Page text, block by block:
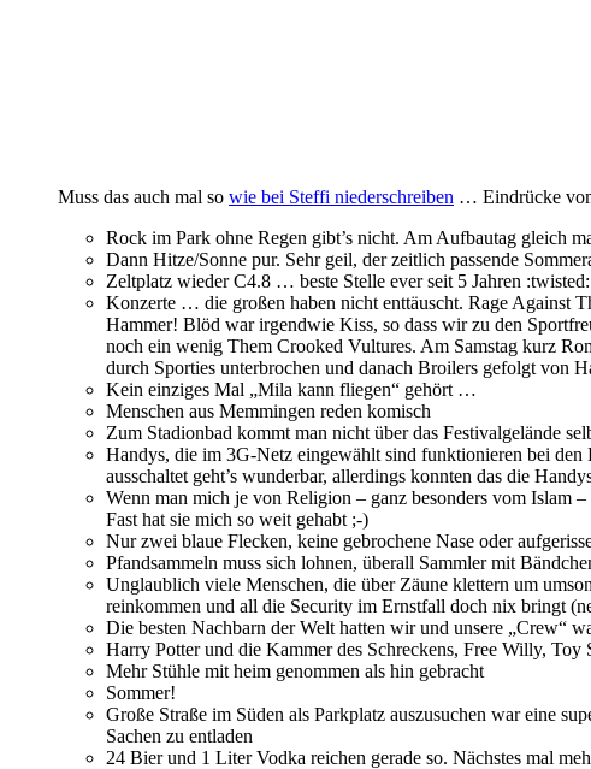
Muss das auch mal so wie bei Steffi niederschreiben … Eindrücke
Rock im Park ohne Regen gibt’s nicht. Am Aufbautag gleich
Dann Hitze/Sonne pur. Sehr geil, der zeitlich passende
Zeltplatz wieder C4.8 … beste Stelle ever seit 5 Jahren :twisted:
Konzerte … die großen haben nicht enttäuscht. Rage Against
Hammer! Blöd war irgendwie Kiss, so dass wir zu den
noch ein wenig Them Crooked Vultures. Am Samstag kurz
durch Sporties unterbrochen und danach Broilers gefolgt von
Kein einziges Mal „Mila kann fliegen“ gehört …
Menschen aus Memmingen reden komisch
Zum Stadionbad kommt man nicht über das Festivalgelände
Handys, die im 3G-Netz eingewählt sind funktionieren bei
ausschaltet geht’s wunderbar, allerdings konnten das die
Wenn man mich je von Religion – ganz besonders vom Islam
Fast hat sie mich so weit gehabt ;-)
Nur zwei blaue Flecken, keine gebrochene Nase oder
Pfandsammeln muss sich lohnen, überall Sammler mit
Unglaublich viele Menschen, die über Zäune klettern um
reinkommen und all die Security im Ernstfall doch nix bringt
Die besten Nachbarn der Welt hatten wir und unsere „Crew“
Harry Potter und die Kammer des Schreckens, Free Willy,
Mehr Stühle mit heim genommen als hin gebracht
Sommer!
Große Straße im Süden als Parkplatz auszusuchen war eine
Sachen zu entladen
24 Bier und 1 Liter Vodka reichen gerade so. Nächstes mal